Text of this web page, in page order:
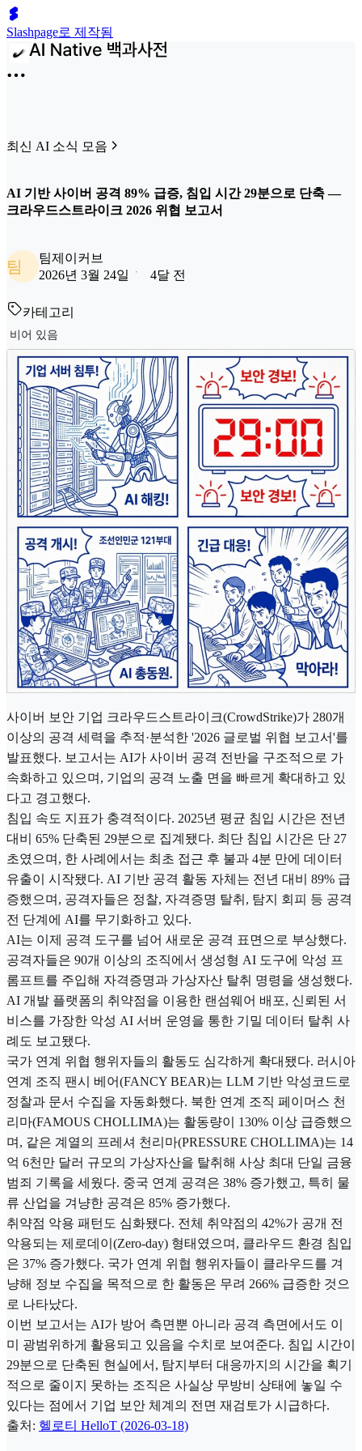
Slashpage로 제작됨
최신 AI 소식 모음
AI 기반 사이버 공격 89% 급증, 침입 시간 29분으로 단축 —
크라우드스트라이크 2026 위협 보고서
팀
팀제이커브
2026년 3월 24일
4달 전
카테고리
비어 있음
사이버 보안 기업 크라우드스트라이크(CrowdStrike)가 280개
이상의 공격 세력을 추적·분석한 '2026 글로벌 위협 보고서'를
발표했다. 보고서는 AI가 사이버 공격 전반을 구조적으로 가
속화하고 있으며, 기업의 공격 노출 면을 빠르게 확대하고 있
다고 경고했다.
침입 속도 지표가 충격적이다. 2025년 평균 침입 시간은 전년
대비 65% 단축된 29분으로 집계됐다. 최단 침입 시간은 단 27
초였으며, 한 사례에서는 최초 접근 후 불과 4분 만에 데이터
유출이 시작됐다. AI 기반 공격 활동 자체는 전년 대비 89% 급
증했으며, 공격자들은 정찰, 자격증명 탈취, 탐지 회피 등 공격
전 단계에 AI를 무기화하고 있다.
AI는 이제 공격 도구를 넘어 새로운 공격 표면으로 부상했다.
공격자들은 90개 이상의 조직에서 생성형 AI 도구에 악성 프
롬프트를 주입해 자격증명과 가상자산 탈취 명령을 생성했다.
AI 개발 플랫폼의 취약점을 이용한 랜섬웨어 배포, 신뢰된 서
비스를 가장한 악성 AI 서버 운영을 통한 기밀 데이터 탈취 사
례도 보고됐다.
국가 연계 위협 행위자들의 활동도 심각하게 확대됐다. 러시아
연계 조직 팬시 베어(FANCY BEAR)는 LLM 기반 악성코드로
정찰과 문서 수집을 자동화했다. 북한 연계 조직 페이머스 천
리마(FAMOUS CHOLLIMA)는 활동량이 130% 이상 급증했으
며, 같은 계열의 프레셔 천리마(PRESSURE CHOLLIMA)는 14
억 6천만 달러 규모의 가상자산을 탈취해 사상 최대 단일 금융
범죄 기록을 세웠다. 중국 연계 공격은 38% 증가했고, 특히 물
류 산업을 겨냥한 공격은 85% 증가했다.
취약점 악용 패턴도 심화됐다. 전체 취약점의 42%가 공개 전
악용되는 제로데이(Zero-day) 형태였으며, 클라우드 환경 침입
은 37% 증가했다. 국가 연계 위협 행위자들이 클라우드를 겨
냥해 정보 수집을 목적으로 한 활동은 무려 266% 급증한 것으
로 나타났다.
이번 보고서는 AI가 방어 측면뿐 아니라 공격 측면에서도 이
미 광범위하게 활용되고 있음을 수치로 보여준다. 침입 시간이
29분으로 단축된 현실에서, 탐지부터 대응까지의 시간을 획기
적으로 줄이지 못하는 조직은 사실상 무방비 상태에 놓일 수
있다는 점에서 기업 보안 체계의 전면 재검토가 시급하다.
출처: 헬로티 HelloT (2026-03-18)